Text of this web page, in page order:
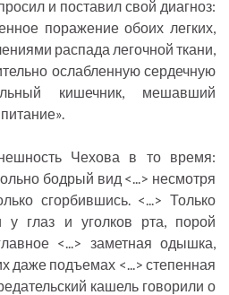
и поставил свой диагноз:
поражение обоих легких,
распада легочной ткани,
ослабленную сердечную
кишечник, мешавший
Чехова в то время:
бодрый вид <...> несмотря
сгорбившись. <...> Только
у глаз и уголков рта, порой
<...> заметная одышка,
даже подъемах <...> степенная
кашель говорили о